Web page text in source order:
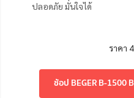
ปลอดภัย มั่นใจได้
ราคา
ช้อป BEGER B-1500